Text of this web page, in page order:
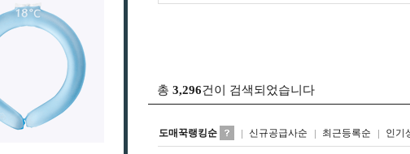
총 3,296건이 검색되었습니다
도매꾹랭킹순 신규공급사순 최근등록순 인기
리스